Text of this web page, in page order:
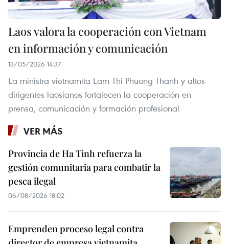
Laos valora la cooperación con Vietnam
en información y comunicación
13/05/2026 14:37
La ministra vietnamita Lam Thi Phuong Thanh y altos
dirigentes laosianos fortalecen la cooperación en
prensa, comunicación y formación profesional
VER MÁS
Provincia de Ha Tinh refuerza la
gestión comunitaria para combatir la
pesca ilegal
06/08/2026 18:02
Emprenden proceso legal contra